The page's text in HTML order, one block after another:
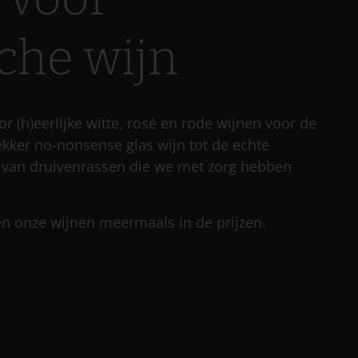
wijn
(h)eerlijke witte, rosé en rode wijnen voor de
no-nonsense glas wijn tot de echte
druivenrassen die we met zorg hebben
onze wijnen meermaals in de prijzen.